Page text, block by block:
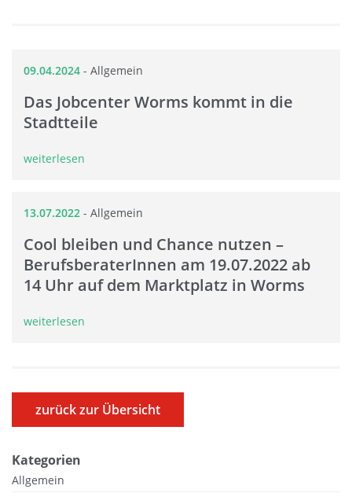
Kategorien
Allgemein
09.04.2024 - Allgemein
Das Jobcenter Worms kommt in die
Stadtteile
weiterlesen
13.07.2022 - Allgemein
Cool bleiben und Chance nutzen –
BerufsberaterInnen am 19.07.2022 ab
14 Uhr auf dem Marktplatz in Worms
weiterlesen
zurück zur Übersicht